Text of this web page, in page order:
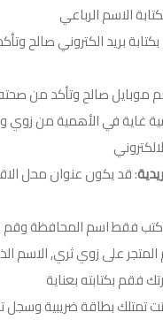
الاسم الرباعي
بريد الكتروني صالح
موبايل صالح وتأكد من
غاية في الأهمية من زوي
: قد يكون عنوان محل
فقط اسم المحافظة وقم
على زوي ثري, الاسم
فقم بكتابته بعناية
تمتلك بطاقة ضريبية وسجل